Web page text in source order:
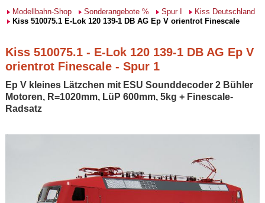
Modellbahn-Shop Sonderangebote % Spur I
Kiss Deutschland
Kiss 510075.1 E-Lok 120 139-1 DB AG Ep V orientrot Finescale
Kiss 510075.1 - E-Lok 120 139-1 DB AG Ep V
orientrot Finescale - Spur 1
Ep V kleines Lätzchen mit ESU Sounddecoder 2 Bühler
Motoren, R=1020mm, LüP 600mm, 5kg + Finescale-
Radsatz